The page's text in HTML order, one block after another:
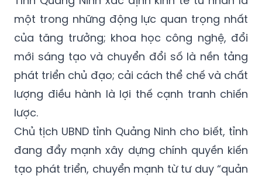
một trong những động lực quan trọng nhất
của tăng trưởng; khoa học công nghệ, đổi
mới sáng tạo và chuyển đổi số là nền tảng
phát triển chủ đạo; cải cách thể chế và chất
lượng điều hành là lợi thế cạnh tranh chiến
lược.
Chủ tịch UBND tỉnh Quảng Ninh cho biết, tỉnh
đang đẩy mạnh xây dựng chính quyền kiến
tạo phát triển, chuyển mạnh từ tư duy “quản